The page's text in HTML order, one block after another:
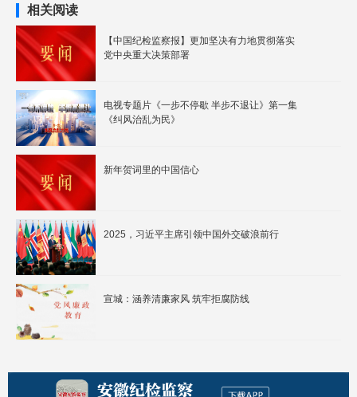
相关阅读
【中国纪检监察报】更加坚决有力地贯彻落实
党中央重大决策部署
电视专题片《一步不停歇 半步不退让》第一集
《纠风治乱为民》
新年贺词里的中国信心
2025，习近平主席引领中国外交破浪前行
宣城：涵养清廉家风 筑牢拒腐防线